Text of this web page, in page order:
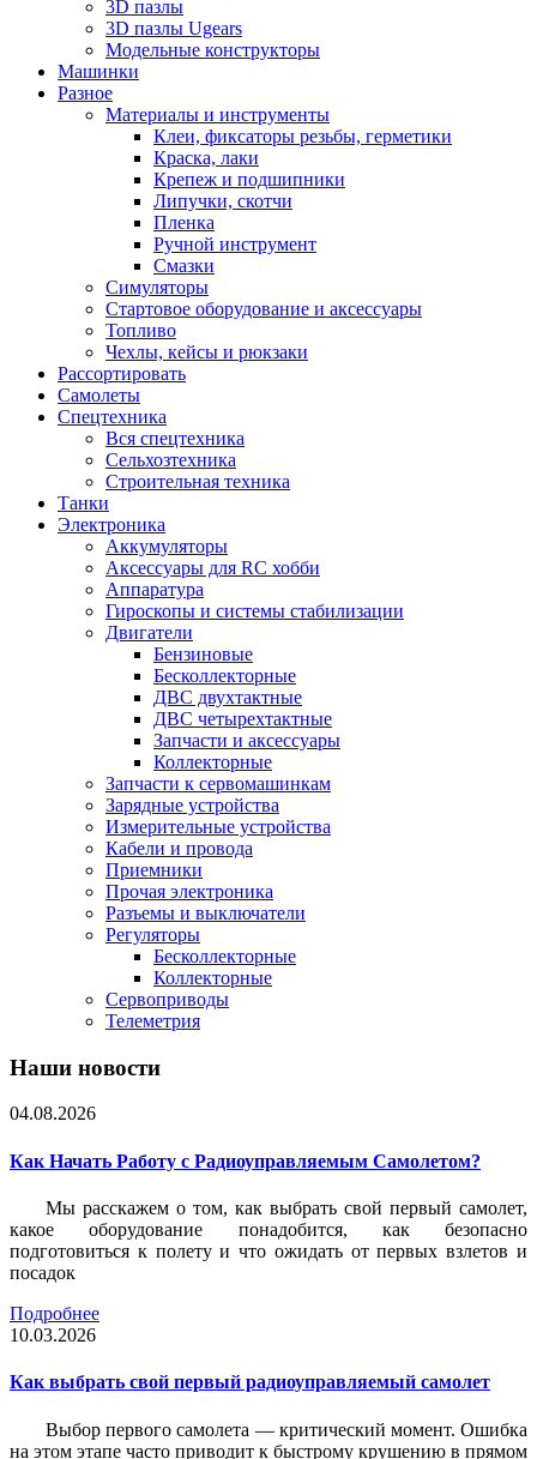
3D пазлы
3D пазлы Ugears
Модельные конструкторы
Машинки
Разное
Материалы и инструменты
Клеи, фиксаторы резьбы, герметики
Краска, лаки
Крепеж и подшипники
Липучки, скотчи
Пленка
Ручной инструмент
Смазки
Симуляторы
Стартовое оборудование и аксессуары
Топливо
Чехлы, кейсы и рюкзаки
Рассортировать
Самолеты
Спецтехника
Вся спецтехника
Сельхозтехника
Строительная техника
Танки
Электроника
Аккумуляторы
Аксессуары для RC хобби
Аппаратура
Гироскопы и системы стабилизации
Двигатели
Бензиновые
Бесколлекторные
ДВС двухтактные
ДВС четырехтактные
Запчасти и аксессуары
Коллекторные
Запчасти к сервомашинкам
Зарядные устройства
Измерительные устройства
Кабели и провода
Приемники
Прочая электроника
Разъемы и выключатели
Регуляторы
Бесколлекторные
Коллекторные
Сервоприводы
Телеметрия
Наши новости
04.08.2026
Как Начать Работу с Радиоуправляемым Самолетом?
Мы расскажем о том, как выбрать свой первый самолет,
какое оборудование понадобится, как безопасно
подготовиться к полету и что ожидать от первых взлетов и
посадок
Подробнее
10.03.2026
Как выбрать свой первый радиоуправляемый самолет
Выбор первого самолета — критический момент. Ошибка
на этом этапе часто приводит к быстрому крушению в прямом